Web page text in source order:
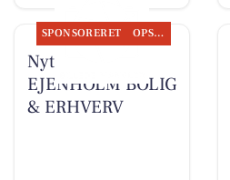
SPONSORERET OPSLAGSTAVLEN
Nyt fra
EJENHOLM BOLIG
& ERHVERV